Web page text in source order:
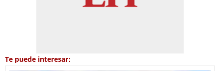
Te puede interesar: